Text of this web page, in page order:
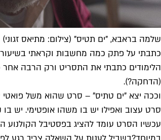
שלמה בראבא, "ים תטיס" (צילום: מתיאס זגוני)
כתבתי על פתק כמה מחשבות וקראתי
הלימודים כתבתי את התסריט ורק הרבה
(הדחקה?).
וככה יצא "ים טתיס" – סרט שהוא משל
סרט עצוב ואפילו יש בו משהו אופטימי. יש
עכשיו הסרט עומד להציג בפסטיבל הקולנוע